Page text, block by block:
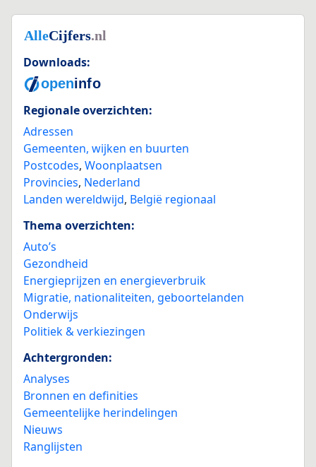
Downloads:
Regionale overzichten:
Adressen
Gemeenten, wijken en buurten
Postcodes, Woonplaatsen
Provincies, Nederland
Landen wereldwijd, België regionaal
Thema overzichten:
Auto’s
Gezondheid
Energieprijzen en energieverbruik
Migratie, nationaliteiten, geboortelanden
Onderwijs
Politiek & verkiezingen
Achtergronden:
Analyses
Bronnen en definities
Gemeentelijke herindelingen
Nieuws
Ranglijsten